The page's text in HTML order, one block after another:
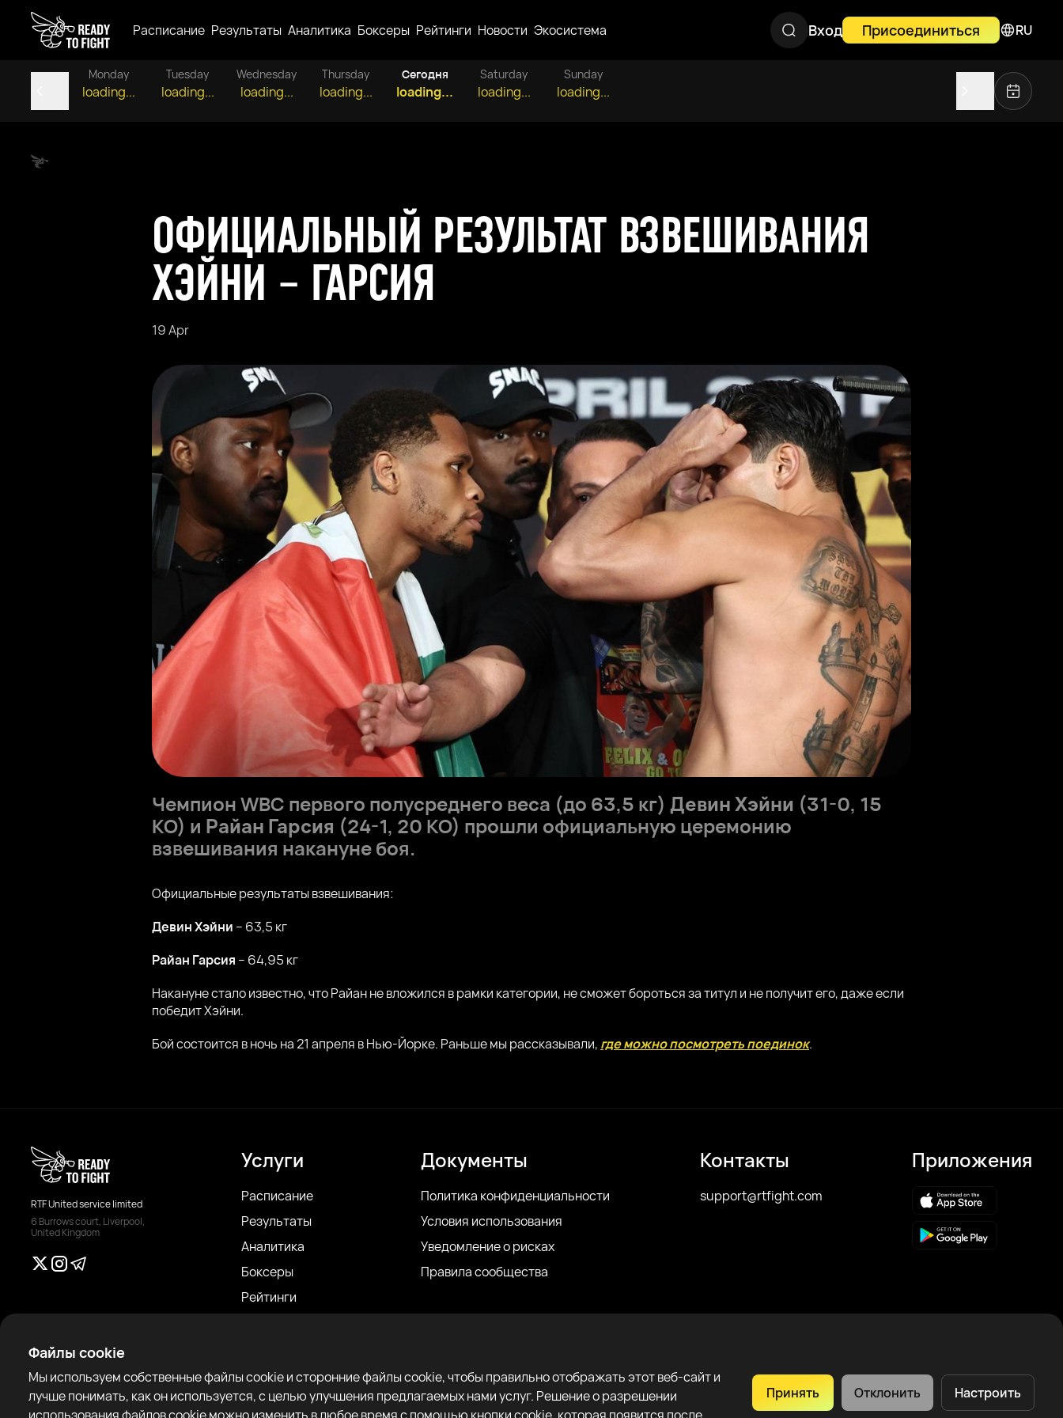
Расписание Результаты Аналитика Боксеры Рейтинги Новости Экосистема Вход Присоединиться RU
Monday
loading...
Tuesday
loading...
Wednesday
loading...
Thursday
loading...
Сегодня
loading...
Saturday
loading...
Sunday
loading...
Файлы cookie
Мы используем собственные файлы cookie и сторонние файлы cookie, чтобы правильно отображать этот веб-сайт и
лучше понимать, как он используется, с целью улучшения предлагаемых нами услуг. Решение о разрешении
Принять Отклонить Настроить
ОФИЦИАЛЬНЫЙ РЕЗУЛЬТАТ ВЗВЕШИВАНИЯ
ХЭЙНИ – ГАРСИЯ
19 Apr
Чемпион WBC первого полусреднего веса (до 63,5 кг) Девин Хэйни (31-0, 15
КО) и Райан Гарсия (24-1, 20 КО) прошли официальную церемонию
взвешивания накануне боя.
Официальные результаты взвешивания:
Девин Хэйни – 63,5 кг
Райан Гарсия – 64,95 кг
Накануне стало известно, что Райан не вложился в рамки категории, не сможет бороться за титул и не получит его, даже если
победит Хэйни.
Бой состоится в ночь на 21 апреля в Нью-Йорке. Раньше мы рассказывали, где можно посмотреть поединок.
RTF United service limited
6 Burrows court, Liverpool,
United Kingdom
Услуги
Расписание
Результаты
Аналитика
Боксеры
Рейтинги
Sparring Finder
Документы
Политика конфиденциальности
Условия использования
Уведомление о рисках
Правила сообщества
Контакты
support@rtfight.com
Приложения